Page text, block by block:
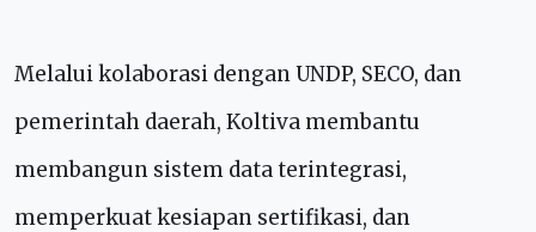
Melalui kolaborasi dengan UNDP, SECO, dan
pemerintah daerah, Koltiva membantu
membangun sistem data terintegrasi,
memperkuat kesiapan sertifikasi, dan